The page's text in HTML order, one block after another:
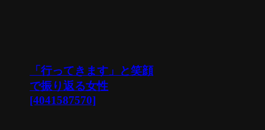
「行ってきます」と笑顔
で振り返る女性
[4041587570]